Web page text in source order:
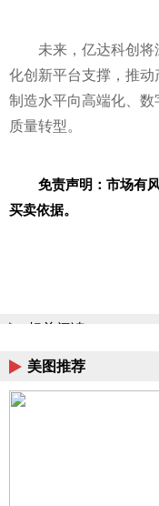
未来，亿达科创
化创新平台支撑，推
制造水平向高端化、
质量转型。
免责声明：市场有
买卖依据。
相关阅读
美图推荐